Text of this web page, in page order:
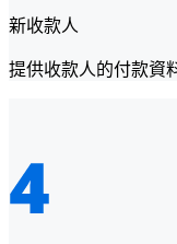
新收款人
提供收款人的付款資